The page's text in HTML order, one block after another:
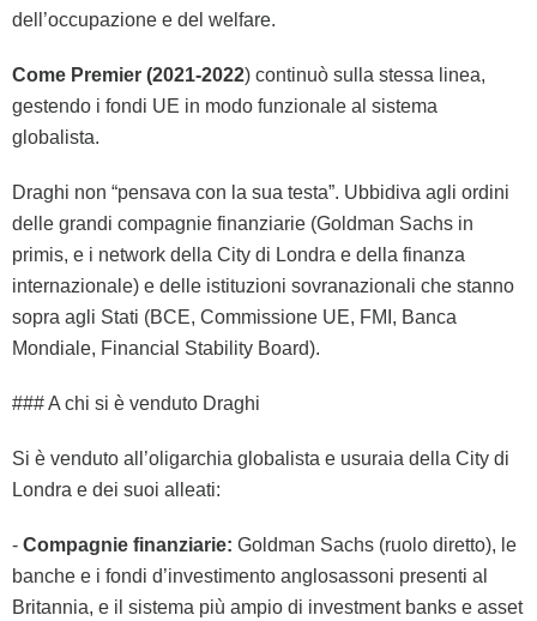
dell’occupazione e del welfare.
Come Premier (2021-2022) continuò sulla stessa linea,
gestendo i fondi UE in modo funzionale al sistema
globalista.
Draghi non “pensava con la sua testa”. Ubbidiva agli ordini
delle grandi compagnie finanziarie (Goldman Sachs in
primis, e i network della City di Londra e della finanza
internazionale) e delle istituzioni sovranazionali che stanno
sopra agli Stati (BCE, Commissione UE, FMI, Banca
Mondiale, Financial Stability Board).
### A chi si è venduto Draghi
Si è venduto all’oligarchia globalista e usuraia della City di
Londra e dei suoi alleati:
- Compagnie finanziarie: Goldman Sachs (ruolo diretto), le
banche e i fondi d’investimento anglosassoni presenti al
Britannia, e il sistema più ampio di investment banks e asset